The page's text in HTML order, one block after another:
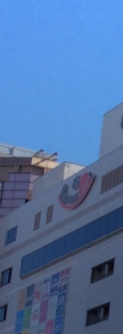
キ
ッ
プ